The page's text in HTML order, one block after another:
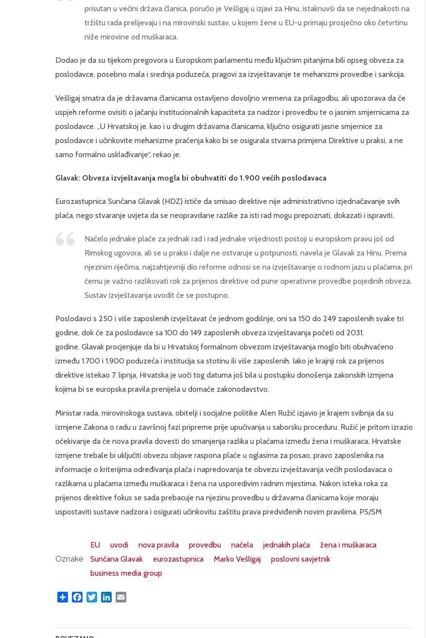
prisutan u većini država članica, poručio je Vešligaj u izjavi za Hinu, istaknuvši da se nejednakosti na
tržištu rada prelijevaju i na mirovinski sustav, u kojem žene u EU-u primaju prosječno oko četvrtinu
niže mirovine od muškaraca.
Dodao je da su tijekom pregovora u Europskom parlamentu među ključnim pitanjima bili opseg obveza za
poslodavce, posebno mala i srednja poduzeća, pragovi za izvještavanje te mehanizmi provedbe i sankcija.
Vešligaj smatra da je državama članicama ostavljeno dovoljno vremena za prilagodbu, ali upozorava da će
uspjeh reforme ovisiti o jačanju institucionalnih kapaciteta za nadzor i provedbu te o jasnim smjernicama za
poslodavce. „U Hrvatskoj je, kao i u drugim državama članicama, ključno osigurati jasne smjernice za
poslodavce i učinkovite mehanizme praćenja kako bi se osigurala stvarna primjena Direktive u praksi, a ne
samo formalno usklađivanje“, rekao je.
Glavak: Obveza izvještavanja mogla bi obuhvatiti do 1.900 većih poslodavaca
Eurozastupnica Sunčana Glavak (HDZ) ističe da smisao direktive nije administrativno izjednačavanje svih
plaća, nego stvaranje uvjeta da se neopravdane razlike za isti rad mogu prepoznati, dokazati i ispraviti.
Načelo jednake plaće za jednak rad i rad jednake vrijednosti postoji u europskom pravu još od
Rimskog ugovora, ali se u praksi i dalje ne ostvaruje u potpunosti, navela je Glavak za Hinu. Prema
njezinim riječima, najzahtjevniji dio reforme odnosi se na izvještavanje o rodnom jazu u plaćama, pri
čemu je važno razlikovati rok za prijenos direktive od pune operativne provedbe pojedinih obveza.
Sustav izvještavanja uvodit će se postupno.
Poslodavci s 250 i više zaposlenih izvještavat će jednom godišnje, oni sa 150 do 249 zaposlenih svake tri
godine, dok će za poslodavce sa 100 do 149 zaposlenih obveza izvještavanja početi od 2031.
godine. Glavak procjenjuje da bi u Hrvatskoj formalnom obvezom izvještavanja moglo biti obuhvaćeno
između 1.700 i 1.900 poduzeća i institucija sa stotinu ili više zaposlenih. Iako je krajnji rok za prijenos
direktive istekao 7. lipnja, Hrvatska je uoči tog datuma još bila u postupku donošenja zakonskih izmjena
kojima bi se europska pravila prenijela u domaće zakonodavstvo.
Ministar rada, mirovinskoga sustava, obitelji i socijalne politike Alen Ružić izjavio je krajem svibnja da su
izmjene Zakona o radu u završnoj fazi pripreme prije upućivanja u saborsku proceduru. Ružić je pritom izrazio
očekivanje da će nova pravila dovesti do smanjenja razlika u plaćama između žena i muškaraca. Hrvatske
izmjene trebale bi uključiti obvezu objave raspona plaće u oglasima za posao, pravo zaposlenika na
informacije o kriterijima određivanja plaća i napredovanja te obvezu izvještavanja većih poslodavaca o
razlikama u plaćama između muškaraca i žena na usporedivim radnim mjestima. Nakon isteka roka za
prijenos direktive fokus se sada prebacuje na njezinu provedbu u državama članicama koje moraju
uspostaviti sustave nadzora i osigurati učinkovitu zaštitu prava predviđenih novim pravilima. PS/SM
Oznake
EU uvodi nova pravila provedbu načela jednakih plaća
žena i muškaraca
Sunčana Glavak
eurozastupnica Marko Vešligaj
poslovni savjetnik
business media group
Share FacebookTwitterLinkedIn